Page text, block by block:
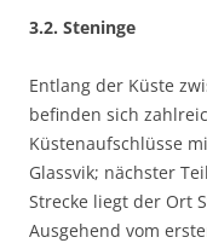
3.2. Steninge
Entlang der Küste
befinden sich
Küstenaufschlüsse
Glassvik; nächster
Strecke liegt der Ort
Ausgehend vom